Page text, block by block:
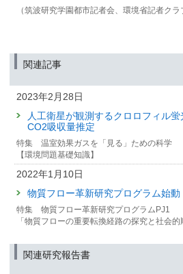
（筑波研究学園都市記者会、環境省記者クラ
－ADAPTATION アダプテーション
イバルするための100の戦略－
（筑波研究学園都市記者会、環境省記者ク
2022年度の我が国の温室効果ガス排
2024年1月25日
建築材料のカーボンニュートラル達
－木造化・国産材供給・再造林の同
（筑波研究学園都市記者会、環境省記者クラ
2023年12月11日
可能性 〜資源効率性の向上が急務〜
（筑波研究学園都市記者会、環境省記者クラ
関連記事
2023年2月28日
人工衛星が観測するクロロフィル
CO2吸収量推定
特集 温室効果ガスを「見る」ための科学
【環境問題基礎知識】
2022年1月10日
物質フロー革新研究プログラム始動
特集 物質フロー革新研究プログラムPJ1
「物質フローの重要転換経路の探究と社会
関連研究報告書